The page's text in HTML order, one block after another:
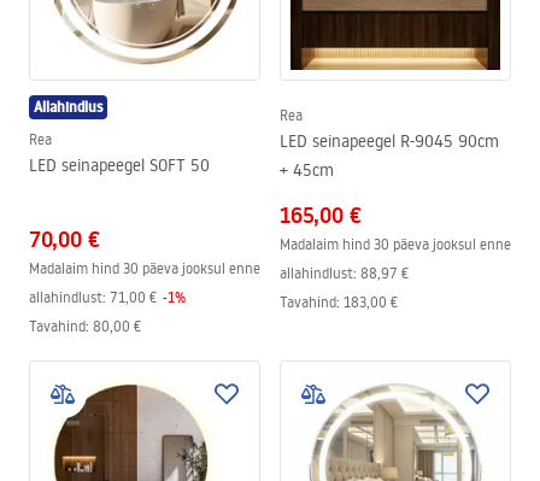
Allahindlus
Rea
LED seinapeegel SOFT 50
70,00 €
Madalaim hind 30 päeva jooksul enne
allahindlust: 71,00 € -1%
Tavahind: 80,00 €
Rea
LED seinapeegel R-9045 90cm
+ 45cm
165,00 €
Madalaim hind 30 päeva jooksul enne
allahindlust: 88,97 €
Tavahind: 183,00 €